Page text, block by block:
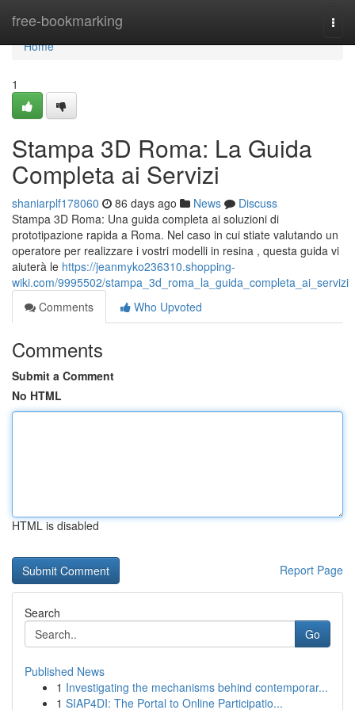
free-bookmarking
Home
Home
1
Stampa 3D Roma: La Guida
Completa ai Servizi
shaniarplf178060 86 days ago News
Discuss
Stampa 3D Roma: Una guida completa ai soluzioni di
prototipazione rapida a Roma. Nel caso in cui stiate valutando un
operatore per realizzare i vostri modelli in resina , questa guida vi
aiuterà le https://jeanmyko236310.shopping-
wiki.com/9995502/stampa_3d_roma_la_guida_completa_ai_servizi
Comments
Who Upvoted
Comments
Submit a Comment
No HTML
HTML is disabled
Report Page
Search
Go
Published News
1 Investigating the mechanisms behind contemporar...
1 SIAP4DI: The Portal to Online Participatio...